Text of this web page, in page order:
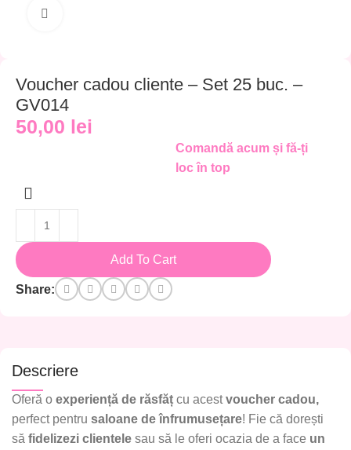
Voucher cadou cliente – Set 25 buc. –
GV014
50,00 lei
Comandă acum și fă-ți
loc în top
Add To Cart
Share:
Descriere
Oferă o experiență de răsfăț cu acestvoucher cadou,
perfect pentru saloane de înfrumusețare! Fie că dorești
să fidelizezi clientele sau să le oferi ocazia de a face un